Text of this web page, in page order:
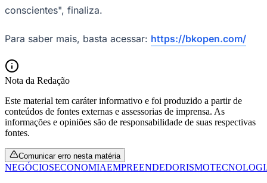
conscientes", finaliza.
Para saber mais, basta acessar: https://bkopen.com/
Nota da Redação
Este material tem caráter informativo e foi produzido a partir de
conteúdos de fontes externas e assessorias de imprensa. As
informações e opiniões são de responsabilidade de suas respectivas
fontes.
Comunicar erro nesta matéria
NEGÓCIOSECONOMIAEMPREENDEDORISMO